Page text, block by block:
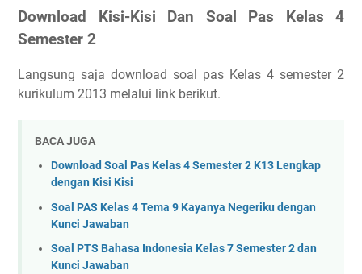
Download Kisi-Kisi Dan Soal Pas Kelas 4
Semester 2
Langsung saja download soal pas Kelas 4 semester 2
kurikulum 2013 melalui link berikut.
BACA JUGA
Download Soal Pas Kelas 4 Semester 2 K13 Lengkap
dengan Kisi Kisi
Soal PAS Kelas 4 Tema 9 Kayanya Negeriku dengan
Kunci Jawaban
Soal PTS Bahasa Indonesia Kelas 7 Semester 2 dan
Kunci Jawaban